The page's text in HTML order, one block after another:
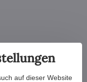
auf dieser Website